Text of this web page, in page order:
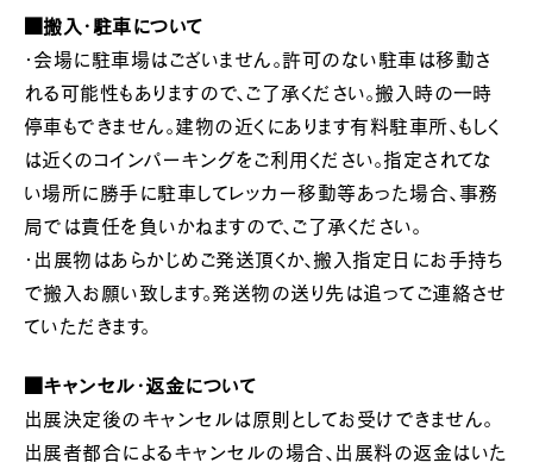
■搬入・駐車について
・会場に駐車場はございません。許可のない駐車は移動さ
れる可能性もありますので、ご了承ください。搬入時の一時
停車もできません。建物の近くにあります有料駐車所、もしく
は近くのコインパーキングをご利用ください。指定されてな
い場所に勝手に駐車してレッカー移動等あった場合、事務
局では責任を負いかねますので、ご了承ください。
・出展物はあらかじめご発送頂くか、搬入指定日にお手持ち
で搬入お願い致します。発送物の送り先は追ってご連絡させ
ていただきます。
■キャンセル・返金について
出展決定後のキャンセルは原則としてお受けできません。
出展者都合によるキャンセルの場合、出展料の返金はいた